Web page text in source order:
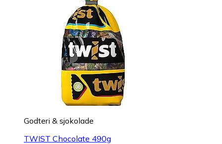
Godteri & sjokolade
TWIST Chocolate 490g